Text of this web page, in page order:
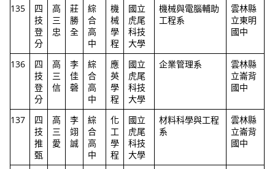
135
四
技
登
分
高
三
忠
莊
勝
全
綜
合
高
中
機
械
學
程
國立
虎尾
科技
大學
機械與電腦輔助
工程系
雲林縣
立東明
國中
136
四
技
登
分
高
三
信
李
佳
磬
綜
合
高
中
應
英
學
程
國立
虎尾
科技
大學
企業管理系
雲林縣
立崙背
國中
137
四
技
推
甄
高
三
愛
李
翊
誠
綜
合
高
中
化
工
學
程
國立
虎尾
科技
大學
材料科學與工程
系
雲林縣
立崙背
國中